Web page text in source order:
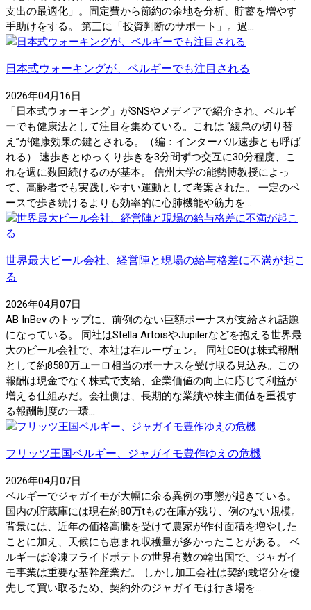
支出の最適化」。固定費から節約の余地を分析、貯蓄を増やす
手助けをする。 第三に「投資判断のサポート」。過...
日本式ウォーキングが、ベルギーでも注目される
2026年04月16日
「日本式ウォーキング」がSNSやメディアで紹介され、ベルギ
ーでも健康法として注目を集めている。これは “緩急の切り替
え”が健康効果の鍵とされる。（編：インターバル速歩とも呼ば
れる） 速歩きとゆっくり歩きを3分間ずつ交互に30分程度、こ
れを週に数回続けるのが基本。 信州大学の能勢博教授によっ
て、高齢者でも実践しやすい運動として考案された。 一定のペ
ースで歩き続けるよりも効率的に心肺機能や筋力を...
世界最大ビール会社、経営陣と現場の給与格差に不満が起こ
る
2026年04月07日
AB InBev のトップに、前例のない巨額ボーナスが支給され話題
になっている。 同社はStella ArtoisやJupilerなどを抱える世界最
大のビール会社で、本社は在ルーヴェン。 同社CEOは株式報酬
として約8580万ユーロ相当のボーナスを受け取る見込み。この
報酬は現金でなく株式で支給、企業価値の向上に応じて利益が
増える仕組みだ。会社側は、長期的な業績や株主価値を重視す
る報酬制度の一環...
フリッツ王国ベルギー、ジャガイモ豊作ゆえの危機
2026年04月07日
ベルギーでジャガイモが大幅に余る異例の事態が起きている。
国内の貯蔵庫には現在約80万tもの在庫が残り、例のない規模。
背景には、近年の価格高騰を受けて農家が作付面積を増やした
ことに加え、天候にも恵まれ収穫量が多かったことがある。 ベ
ルギーは冷凍フライドポテトの世界有数の輸出国で、ジャガイ
モ事業は重要な基幹産業だ。 しかし加工会社は契約栽培分を優
先して買い取るため、契約外のジャガイモは行き場を...